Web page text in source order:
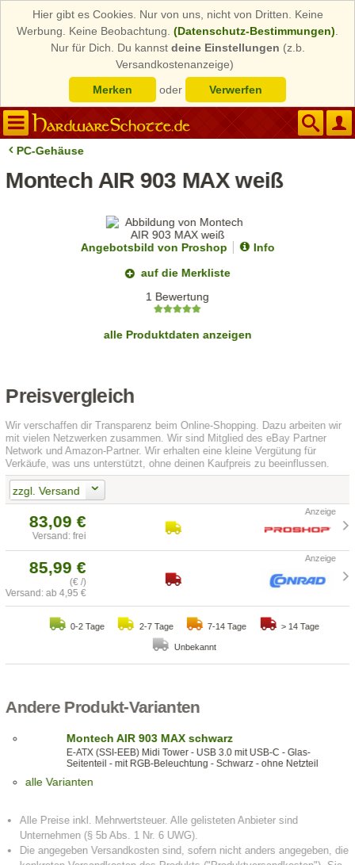
Hier gibt es Cookies. Nur von uns, nicht von Dritten. Keine
Werbung. Keine Beobachtung. (Datenschutz-Bestimmungen)
Nur für Dich. Du kannst deine Einstellungen (z.b.
Versandkostenanzeige)
Merken
oder Verwerfen
PC-Gehäuse
Montech AIR 903 MAX weiß
Angebotsbild von Proshop
Info
auf die Merkliste
1 Bewertung
alle Produktdaten anzeigen
Preisvergleich
Wir verschaffen dir Transparenz beim Online-Shopping. Dazu arbeiten wir
mit vielen Netzwerken zusammen. Wir sind Mitglied des eBay Partner
Network und Amazon-Partner. Wir erhalten eine kleine Vergütung für
Verkäufe, was uns unterstützt, ohne deinen Kaufpreis zu beeinflussen.
zzgl. Versand
83,09 €
Versand: frei
85,99 €
(€ /)
Versand: ab 4,95 €
0-2 Tage 2-7 Tage 7-14 Tage > 14 Tage
Unbekannt
Andere Produkt-Varianten
Montech AIR 903 MAX schwarz
E-ATX (SSI-EEB) Midi Tower - USB 3.0 mit USB-C - Glas-
Seitenteil - mit RGB-Beleuchtung - Schwarz - ohne Netzteil
alle Varianten